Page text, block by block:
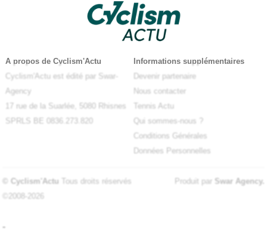
A propos de Cyclism'Actu
Cyclism'Actu est édité par Swar-
Agency
17 rue de la Suarlée, 5080 Rhisnes
SPRLS BE 0836.273.820
Informations supplémentaires
Devenir partenaire
Nous contacter
Tennis Actu
Qui sommes-nous ?
Conditions Générales
Données Personnelles
© Cyclism'Actu Tous droits réservés
©2008-2026
Produit par Swar Agency.
-